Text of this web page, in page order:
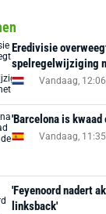
Eredivisie
spelregelwijziging
Vandaag, 12:06
'Barcelona is kwaad
Vandaag, 11:35
'Feyenoord nadert
linksback'